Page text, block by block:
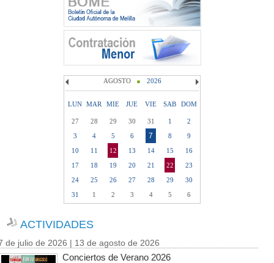
AGOSTO 2026
LUN MAR MIE JUE VIE SAB DOM
27 28 29 30 31 1
2
3
4 5 6 7 8
9
10
11 12 13 14 15
16
17
18 19 20 21 22
23
24
25 26 27 28 29
30
31
1 2 3 4 5 6
ACTIVIDADES
de julio de 2026 | 13 de agosto de 2026
Conciertos de Verano 2026